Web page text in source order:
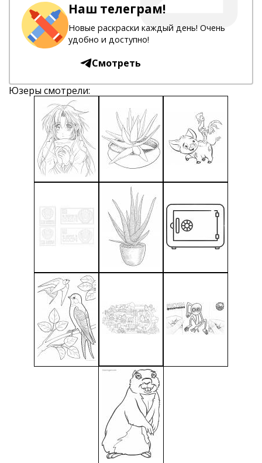
Наш телеграм!
Новые раскраски каждый день! Очень
удобно и доступно!
Смотреть
Юзеры смотрели: